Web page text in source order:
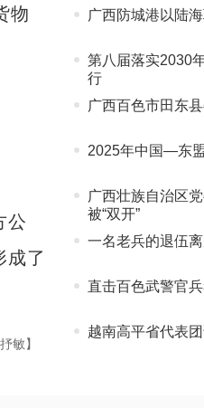
物
公
成了
敏】
广西防城港以陆
第八届落实2030
行
广西百色市田东
2025年中国—东
广西壮族自治区
被“双开”
一名老兵的退伍
直击百色武警官
越南高平省代表